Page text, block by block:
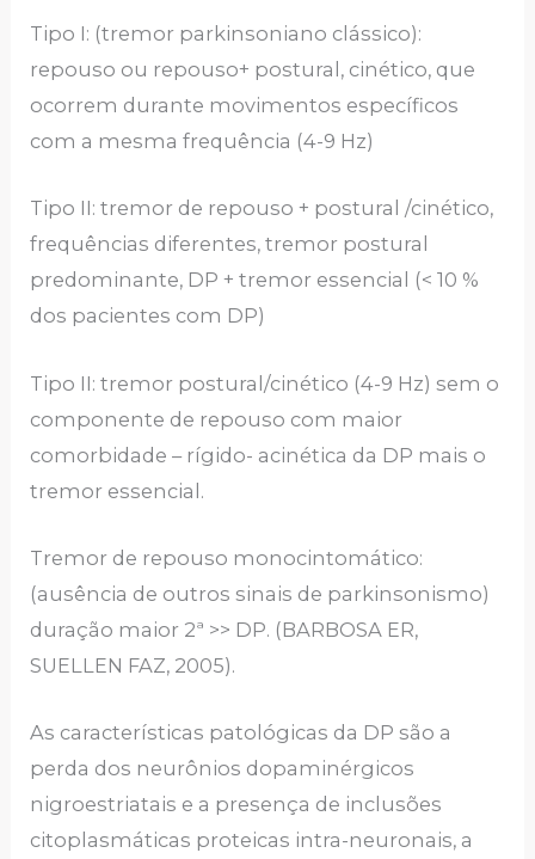
Tipo I: (tremor parkinsoniano clássico):
repouso ou repouso+ postural, cinético, que
ocorrem durante movimentos específicos
com a mesma frequência (4-9 Hz)
Tipo II: tremor de repouso + postural /cinético,
frequências diferentes, tremor postural
predominante, DP + tremor essencial (< 10 %
dos pacientes com DP)
Tipo II: tremor postural/cinético (4-9 Hz) sem o
componente de repouso com maior
comorbidade – rígido- acinética da DP mais o
tremor essencial.
Tremor de repouso monocintomático:
(ausência de outros sinais de parkinsonismo)
duração maior 2ª >> DP. (BARBOSA ER,
SUELLEN FAZ, 2005).
As características patológicas da DP são a
perda dos neurônios dopaminérgicos
nigroestriatais e a presença de inclusões
citoplasmáticas proteicas intra-neuronais, a